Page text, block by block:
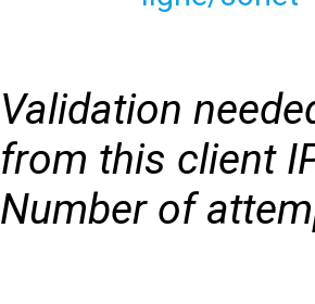
Validation
from this client
Number of